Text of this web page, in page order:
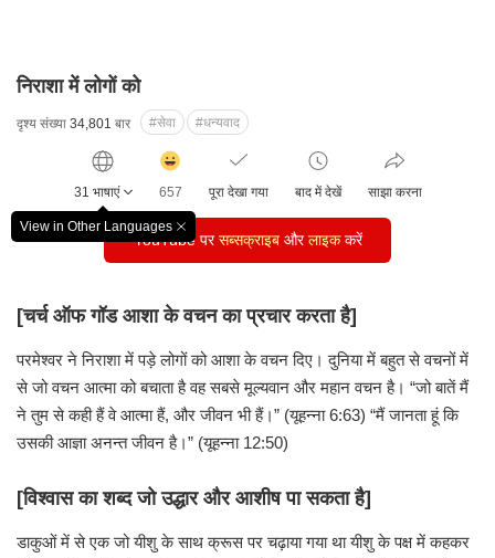
निराशा में लोगों को
दृश्य संख्या 34,801 बार #सेवा #धन्यवाद
31 भाषाएं
View in Other Languages
창
릭
수
657 पूरा देखा गया बाद में देखें साझा करना
YouTube परसब्सक्राइबऔरलाइककरें
[चर्च ऑफ गॉड आशा के वचन का प्रचार करता है]
परमेश्वर ने निराशा में पड़े लोगों को आशा के वचन दिए। दुनिया में बहुत से वचनों में
से जो वचन आत्मा को बचाता हैवह सबसे मूल्यवान और महान वचन है। “जो बातें मैं
ने तुम से कही हैं वे आत्मा हैं, और जीवन भी हैं।” (यूहन्ना 6:63) “मैं जानता हूं कि
उसकी आज्ञा अनन्त जीवन है।” (यूहन्ना 12:50)
[विश्वास का शब्द जो उद्धार और आशीष पा सकता है]
डाकुओं में से एक जो यीशु के साथ क्रूस पर चढ़ाया गया थायीशु के पक्ष में कहकर